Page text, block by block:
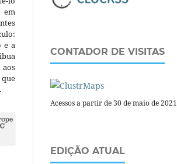
em
e a
CONTADOR DE VISITAS
Acessos a partir de 30 de maio de 2021
EDIÇÃO ATUAL